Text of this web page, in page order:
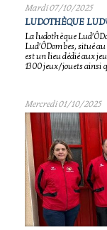
Mardi 07/10/2025
LUDOTHÈQUE
La ludothèque
Lud’ÔDombes, situé
est un lieu dédié aux
1300 jeux/jouets ainsi
Mercredi 01/10/2025